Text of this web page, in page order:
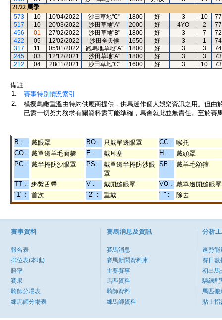
21/22 馬季
573
10 10/04/2022 沙田草地"C" 1800 好 3 10
77
517
10 20/03/2022 沙田草地"A" 2000 好 4YO 2
77
456
01 27/02/2022 沙田草地"B" 1800 好 3 7
72
422
05 12/02/2022 沙田全天候 1650 好 3 1
74
317
11 05/01/2022 跑馬地草地"A" 1800 好 3 3
74
245
03 12/12/2021 沙田草地"A" 1800 好 3 3
73
212
04 28/11/2021 沙田草地"C" 1600 好 3 10 73
備註:
1.
賽事特別情況索引
2.
模擬鳥瞰重溫由特約供應商提供，供馬迷作個人娛樂資訊之用。但
已盡一切努力務求有關資料盡可能準確，馬會就此並無責任。至於賽
B : 戴眼罩 BO : 只戴單邊眼罩 CC :
喉托
CO : 戴單邊羊毛面箍 E : 戴耳塞 H :
戴頭罩
PC : 戴半掩防沙眼罩 PS :
戴單邊半掩防沙眼
罩
SB : 戴羊毛額箍
TT : 綁繫舌帶 V : 戴開縫眼罩 VO : 戴單邊開縫眼罩
"1" :
首次 "2" : 重戴 "-" : 除去
賽事資料
報名表
排位表(本地)
賠率
賽果
騎師分場表
練馬師分場表
賽馬消息及資訊
賽馬消息
賽馬新聞資料庫
主要賽事
馬匹資料
騎師資料
練馬師資料
分析
速勢能
賽日數
初出馬
騎練配
馬匹搬
貼士指